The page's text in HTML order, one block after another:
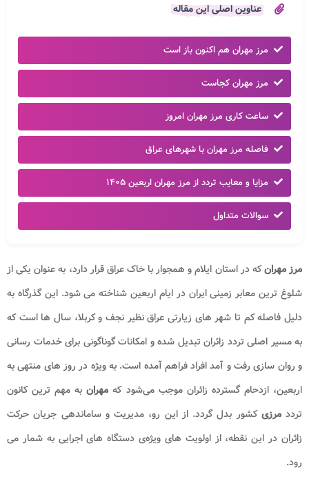
عناوین اصلی این مقاله
مرز مهران هم اکنون باز است
مرز مهران کجاست
ساعت کاری مرز مهران امروز
فاصله مرز مهران با شهرهای عراق
مزایا و معایب تردد از مرز مهران اربعین ۱۴۰۵
سوالات متداول
مرز مهرانکه در استان ایلام و همجوار با خاک عراق قرار دارد، به عنوان یکی از
شلوغ‌ ترین معابر زمینی ایران در ایام اربعین شناخته می‌ شود. این گذرگاه به
دلیل فاصله‌ کم تا شهر های زیارتی عراق نظیر نجف و کربلا، سال‌ ها است که
به مسیر اصلی تردد زائران تبدیل شده و امکانات گوناگونی برای خدمات‌ رسانی
و روان‌ سازی رفت‌ و آمد افراد فراهم آمده است. به ویژه در روز های منتهی به
اربعین، ازدحام گسترده‌ زائران موجب می‌شود که مهران به مهم‌ ترین کانون
ترددمرزیکشور بدل گردد. از این رو، مدیریت و ساماندهی جریان حرکت
زائران در این نقطه، از اولویت‌ های ویژه‌ی دستگاه‌ های اجرایی به شمار می‌
رود.